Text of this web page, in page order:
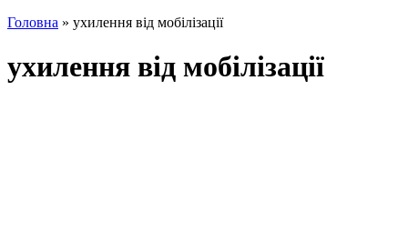
Головна » ухилення від мобілізації
ухилення від мобілізації